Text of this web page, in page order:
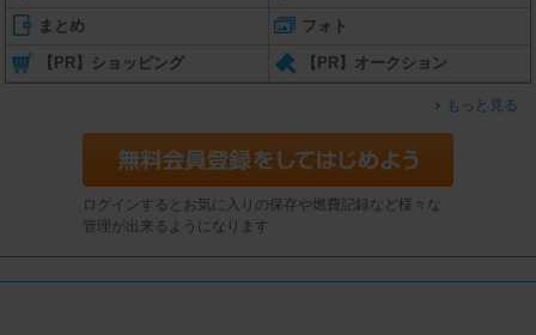
まとめ フォト
【PR】ショッピング 【PR】オークション
もっと見る
ログインするとお気に入りの保存や燃費記録など様々な
管理が出来るようになります